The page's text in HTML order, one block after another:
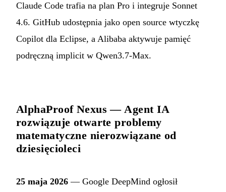
Claude Code trafia na plan Pro i integruje Sonnet
4.6. GitHub udostępnia jako open source wtyczkę
Copilot dla Eclipse, a Alibaba aktywuje pamięć
podręczną implicit w Qwen3.7-Max.
AlphaProof Nexus — Agent IA
rozwiązuje otwarte problemy
matematyczne nierozwiązane od
dziesięcioleci
25 maja 2026 — Google DeepMind ogłosił